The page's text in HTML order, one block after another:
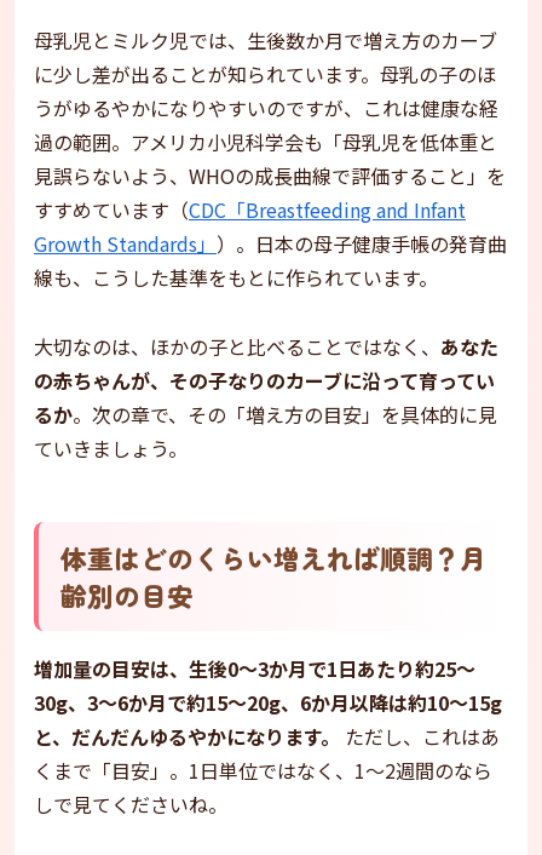
母乳児とミルク児では、生後数か月で増え方のカーブ
に少し差が出ることが知られています。母乳の子のほ
うがゆるやかになりやすいのですが、これは健康な経
過の範囲。アメリカ小児科学会も「母乳児を低体重と
見誤らないよう、WHOの成長曲線で評価すること」を
すすめています（CDC「Breastfeeding and Infant
Growth Standards」 ）。日本の母子健康手帳の発育曲
線も、こうした基準をもとに作られています。
大切なのは、ほかの子と比べることではなく、 あなた
の赤ちゃんが、その子なりのカーブに沿って育ってい
るか。次の章で、その「増え方の目安」を具体的に見
ていきましょう。
体重はどのくらい増えれば順調？月
齢別の目安
増加量の目安は、生後0〜3か月で1日あたり約25〜
30g、3〜6か月で約15〜20g、6か月以降は約10〜15g
と、だんだんゆるやかになります。
ただし、これはあ
くまで「目安」。1日単位ではなく、1〜2週間のなら
しで見てくださいね。